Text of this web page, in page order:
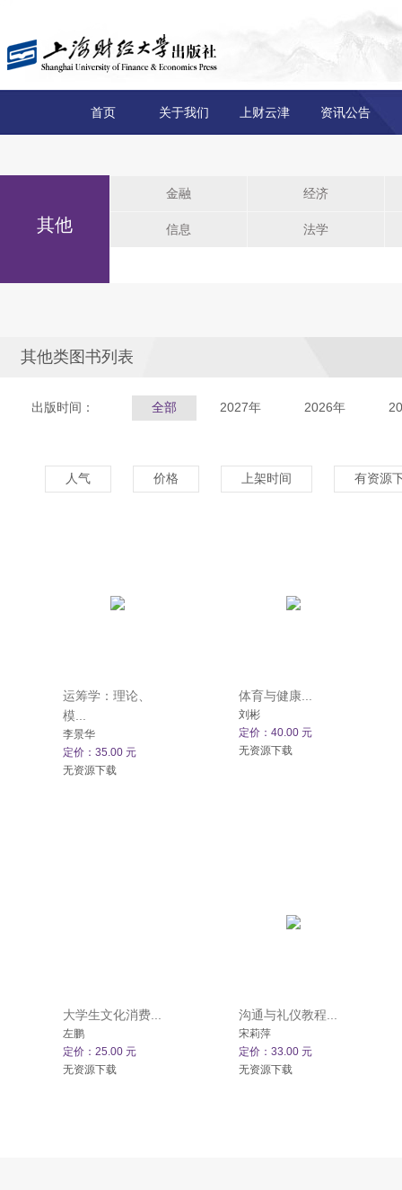
首页 关于我们 上财云津 资讯公告
其他
金融 经济
信息 法学
其他类图书列表
出版时间： 全部 2027年 2026年
人气 价格 上架时间 有资源
运筹学：理论、
模...
李景华
定价：35.00 元
无资源下载
体育与健康...
刘彬
定价：40.00 元
无资源下载
大学生文化消费...
左鹏
定价：25.00 元
无资源下载
沟通与礼仪教程...
宋莉萍
定价：33.00 元
无资源下载